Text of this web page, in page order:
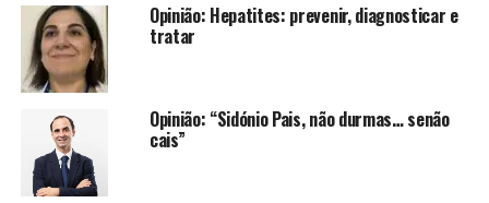
Opinião: Hepatites: prevenir, diagnosticar e
tratar
Opinião: “Sidónio Pais, não durmas… senão
cais”